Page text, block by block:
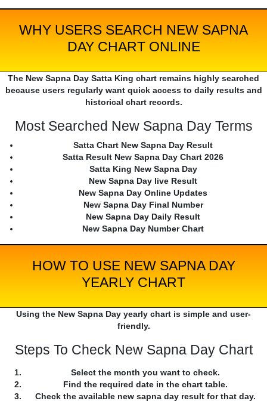
WHY USERS SEARCH NEW SAPNA
DAY CHART ONLINE
The New Sapna Day Satta King chart remains highly searched
because users regularly want quick access to daily results and
historical chart records.
Most Searched New Sapna Day Terms
Satta Chart New Sapna Day Result
Satta Result New Sapna Day Chart 2026
Satta King New Sapna Day
New Sapna Day live Result
New Sapna Day Online Updates
New Sapna Day Final Number
New Sapna Day Daily Result
New Sapna Day Number Chart
HOW TO USE NEW SAPNA DAY
YEARLY CHART
Using the New Sapna Day yearly chart is simple and user-
friendly.
Steps To Check New Sapna Day Chart
Select the month you want to check.
Find the required date in the chart table.
Check the available new sapna day result for that day.